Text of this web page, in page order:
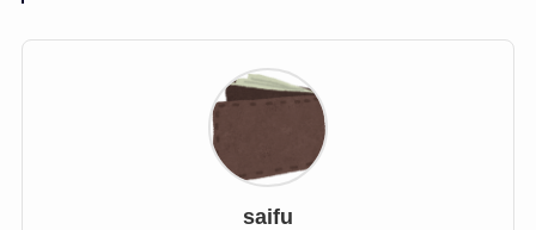
saifu